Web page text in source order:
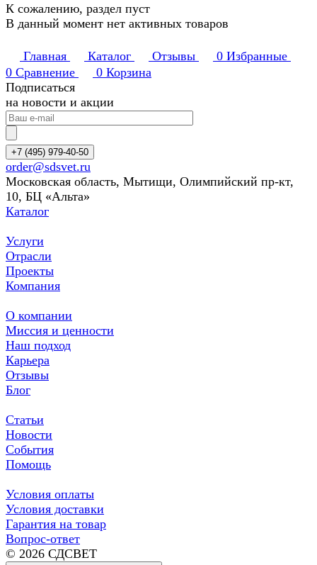
К сожалению, раздел пуст
В данный момент нет активных товаров
Главная Каталог Отзывы 0 Избранные
0 Сравнение 0 Корзина
Подписаться
на новости и акции
+7 (495) 979-40-50
order@sdsvet.ru
Московская область, Мытищи, Олимпийский пр-кт,
10, БЦ «Альта»
Каталог
Услуги
Отрасли
Проекты
Компания
О компании
Миссия и ценности
Наш подход
Карьера
Отзывы
Блог
Статьи
Новости
События
Помощь
Условия оплаты
Условия доставки
Гарантия на товар
Вопрос-ответ
© 2026 СДСВЕТ